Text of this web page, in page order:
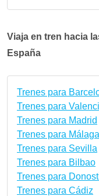
Viaja en tren hacia
España
Trenes para
Trenes para
Trenes para Madrid
Trenes para Málaga
Trenes para Sevilla
Trenes para Bilbao
Trenes para
Trenes para Cádiz